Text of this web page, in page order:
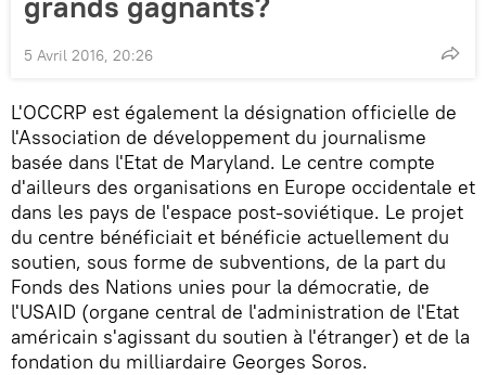
5 Avril 2016, 20:26
L'OCCRP est également la désignation officielle de
l'Association de développement du journalisme
basée dans l'Etat de Maryland. Le centre compte
d'ailleurs des organisations en Europe occidentale et
dans les pays de l'espace post-soviétique. Le projet
du centre bénéficiait et bénéficie actuellement du
soutien, sous forme de subventions, de la part du
Fonds des Nations unies pour la démocratie, de
l'USAID (organe central de l'administration de l'Etat
américain s'agissant du soutien à l'étranger) et de la
fondation du milliardaire Georges Soros.